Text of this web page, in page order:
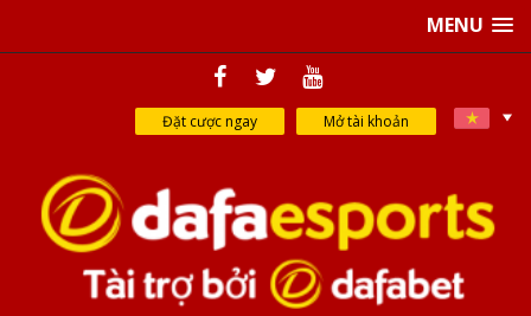
MENU
Đặt cược ngay Mở tài khoản